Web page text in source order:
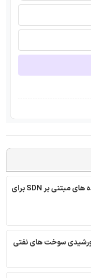
ترجمه مقاله امنیت انتقال داده های مبتنی بر SDN برای
سوخت های نفتی